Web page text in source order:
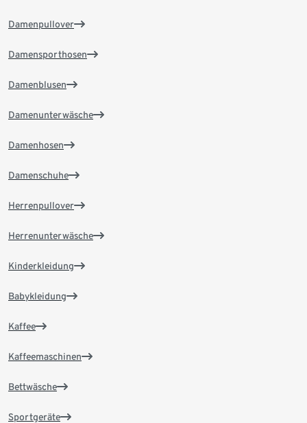
Damenpullover
Damensporthosen
Damenblusen
Damenunterwäsche
Damenhosen
Damenschuhe
Herrenpullover
Herrenunterwäsche
Kinderkleidung
Babykleidung
Kaffee
Kaffeemaschinen
Bettwäsche
Sportgeräte